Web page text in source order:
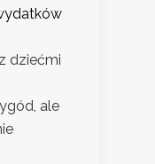
dziećmi
ale